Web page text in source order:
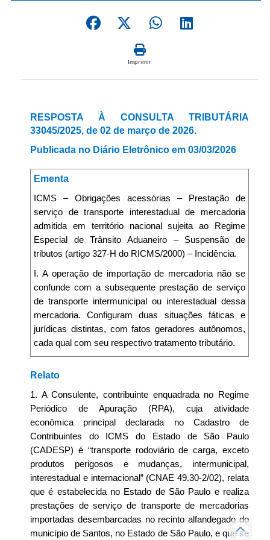
Imprimir
RESPOSTA À CONSULTA TRIBUTÁRIA
33045/2025, de 02 de março de 2026.
Publicada no Diário Eletrônico em 03/03/2026
Ementa
ICMS – Obrigações acessórias – Prestação de
serviço de transporte interestadual de mercadoria
admitida em território nacional sujeita ao Regime
Especial de Trânsito Aduaneiro – Suspensão de
tributos (artigo 327-H do RICMS/2000) – Incidência.
I. A operação de importação de mercadoria não se
confunde com a subsequente prestação de serviço
de transporte intermunicipal ou interestadual dessa
mercadoria. Configuram duas situações fáticas e
jurídicas distintas, com fatos geradores autônomos,
cada qual com seu respectivo tratamento tributário.
Relato
1. A Consulente, contribuinte enquadrada no Regime
Periódico de Apuração (RPA), cuja atividade
econômica principal declarada no Cadastro de
Contribuintes do ICMS do Estado de São Paulo
(CADESP) é “transporte rodoviário de carga, exceto
produtos perigosos e mudanças, intermunicipal,
interestadual e internacional” (CNAE 49.30-2/02), relata
que é estabelecida no Estado de São Paulo e realiza
prestações de serviço de transporte de mercadorias
importadas desembarcadas no recinto alfandegado do
município de Santos, no Estado de São Paulo, e que se